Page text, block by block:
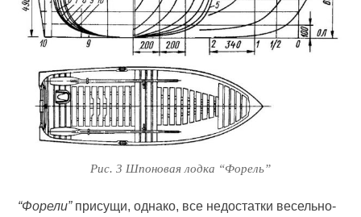
Рис. 3 Шпоновая лодка “Форель”
“Форели”присущи, однако, все недостатки весельно-